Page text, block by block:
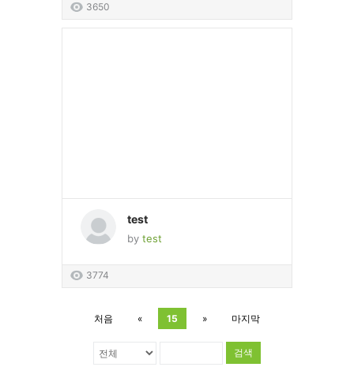
3650
test
by test
3774
처음 « 15 » 마지막
검색